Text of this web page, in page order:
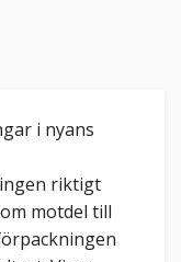
i nyans
riktigt
motdel till